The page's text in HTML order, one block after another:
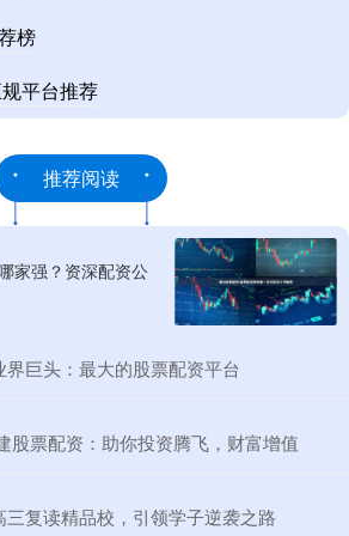
榜
平台推荐
推荐阅读
家强？资深配资公
巨头：最大的股票配资平台
股票配资：助你投资腾飞，财富增值
复读精品校，引领学子逆袭之路